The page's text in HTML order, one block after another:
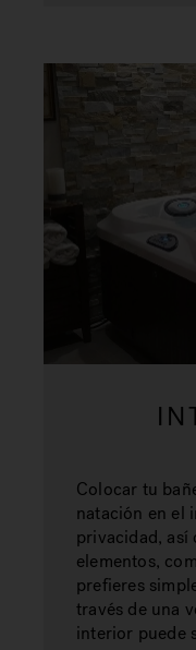
Colocar tu
natación en el
privacidad,
elementos,
prefieres
través de una
interior puede